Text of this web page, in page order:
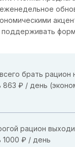
поддерживать
брать рацион
863 ₽ / день
рацион
1000 ₽ / день